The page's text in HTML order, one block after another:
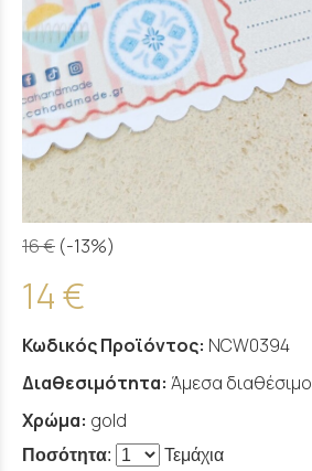
16 € (-13%)
14 €
Κωδικός Προϊόντος: NCW0394
Διαθεσιμότητα: Άμεσα διαθέσιμο
Χρώμα: gold
Ποσότητα: Τεμάχια